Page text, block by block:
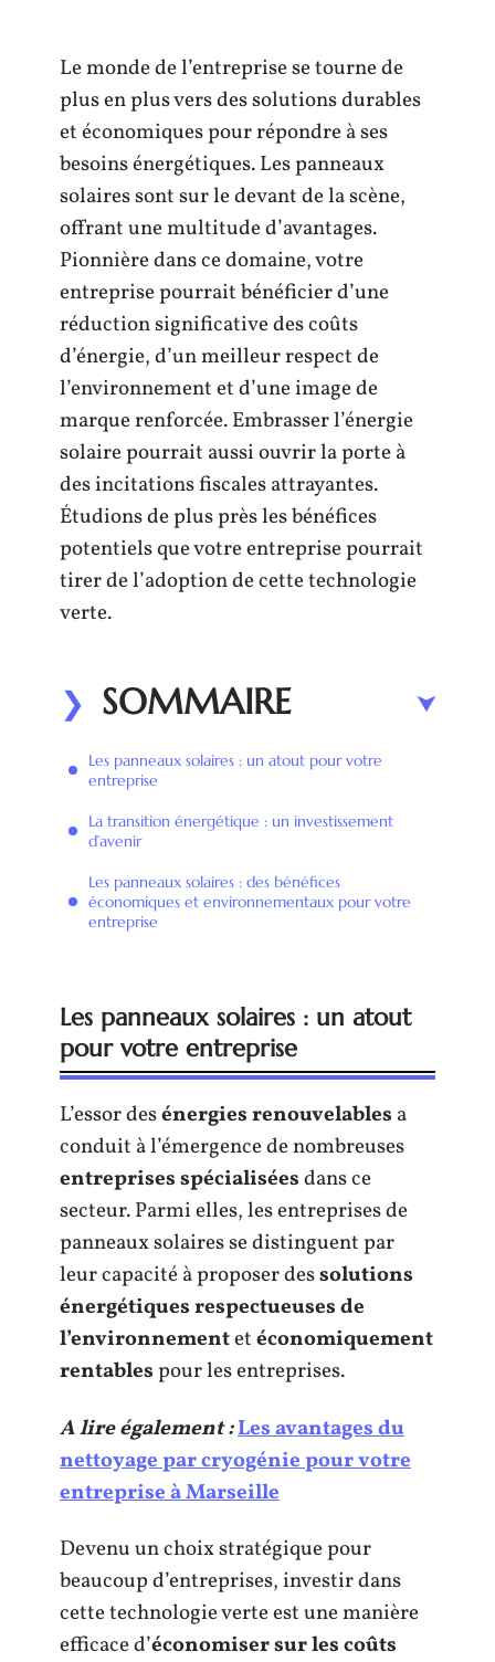
Le monde de l’entreprise se tourne de
plus en plus vers des solutions durables
et économiques pour répondre à ses
besoins énergétiques. Les panneaux
solaires sont sur le devant de la scène,
offrant une multitude d’avantages.
Pionnière dans ce domaine, votre
entreprise pourrait bénéficier d’une
réduction significative des coûts
d’énergie, d’un meilleur respect de
l’environnement et d’une image de
marque renforcée. Embrasser l’énergie
solaire pourrait aussi ouvrir la porte à
des incitations fiscales attrayantes.
Étudions de plus près les bénéfices
potentiels que votre entreprise pourrait
tirer de l’adoption de cette technologie
verte.
SOMMAIRE
Les panneaux solaires : un atout pour votre
entreprise
La transition énergétique : un investissement
d’avenir
Les panneaux solaires : des bénéfices
économiques et environnementaux pour votre
entreprise
Les panneaux solaires : un atout
pour votre entreprise
L’essor desénergies renouvelables a
conduit à l’émergence de nombreuses
entreprises spécialiséesdans ce
secteur. Parmi elles, les entreprises de
panneaux solaires se distinguent par
leur capacité à proposer dessolutions
énergétiques respectueuses de
l’environnementetéconomiquement
rentablespour les entreprises.
A lire également :Les avantages du
nettoyage par cryogénie pour votre
entreprise à Marseille
Devenu un choix stratégique pour
beaucoup d’entreprises, investir dans
cette technologie verte est une manière
efficace d’économiser sur les coûts